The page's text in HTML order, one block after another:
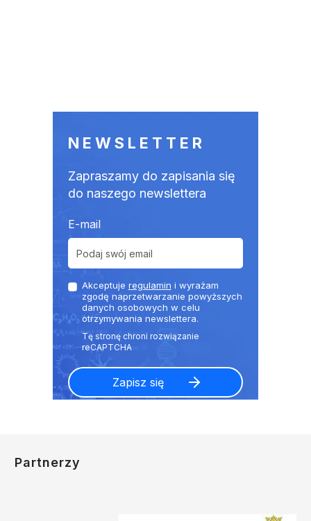
NEWSLETTER
Zapraszamy do zapisania się
do naszego newslettera
E-mail
Akceptuje regulamin i wyrażam
zgodę naprzetwarzanie powyższych
danych osobowych w celu
otrzymywania newslettera.
Partnerzy